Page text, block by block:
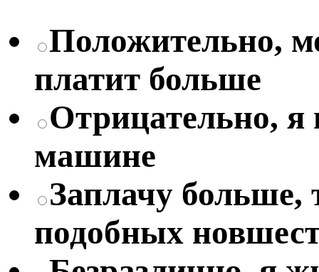
Положительно,
платит больше
Отрицательно,
машине
Заплачу больше,
подобных